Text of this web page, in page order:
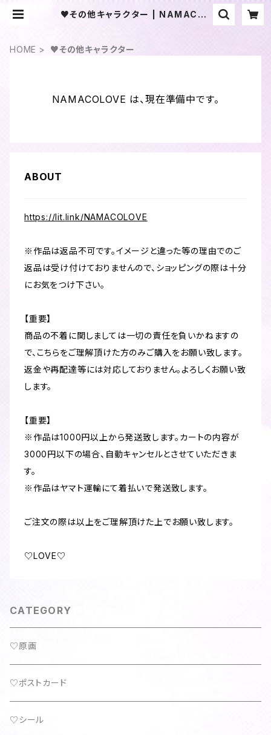
♥その他キャラクター | NAMACOL
HOME ♥その他キャラクター
NAMACOLOVE は、現在準備中です。
ABOUT
https://lit.link/NAMACOLOVE
※作品は返品不可です。イメージと違った等の理由でのご
返品は受け付けておりませんので、ショッピングの際は十分
にお気をつけ下さい。
【重要】
商品の不着に関しましては一切の責任を負いかねますの
で、こちらをご理解頂けた方のみご購入をお願い致します。
返金や再配達等には対応しておりません。よろしくお願い致
します。
【重要】
※作品は1000円以上から発送致します。カートの内容が
3000円以下の場合、自動キャンセルとさせていただきま
す。
※作品はヤマト運輸にて着払いで発送致します。
ご注文の際は以上をご理解頂けた上でお願い致します。
♡LOVE♡
CATEGORY
♡原画
♡ポストカード
♡シール